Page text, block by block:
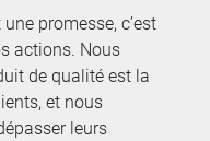
promesse, c’est
actions. Nous
de qualité est la
et nous
leurs